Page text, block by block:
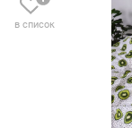
в список